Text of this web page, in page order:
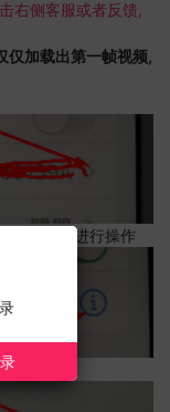
右侧客服或者反馈,
仅加载出第一帧视频,
,点击可以进行操作